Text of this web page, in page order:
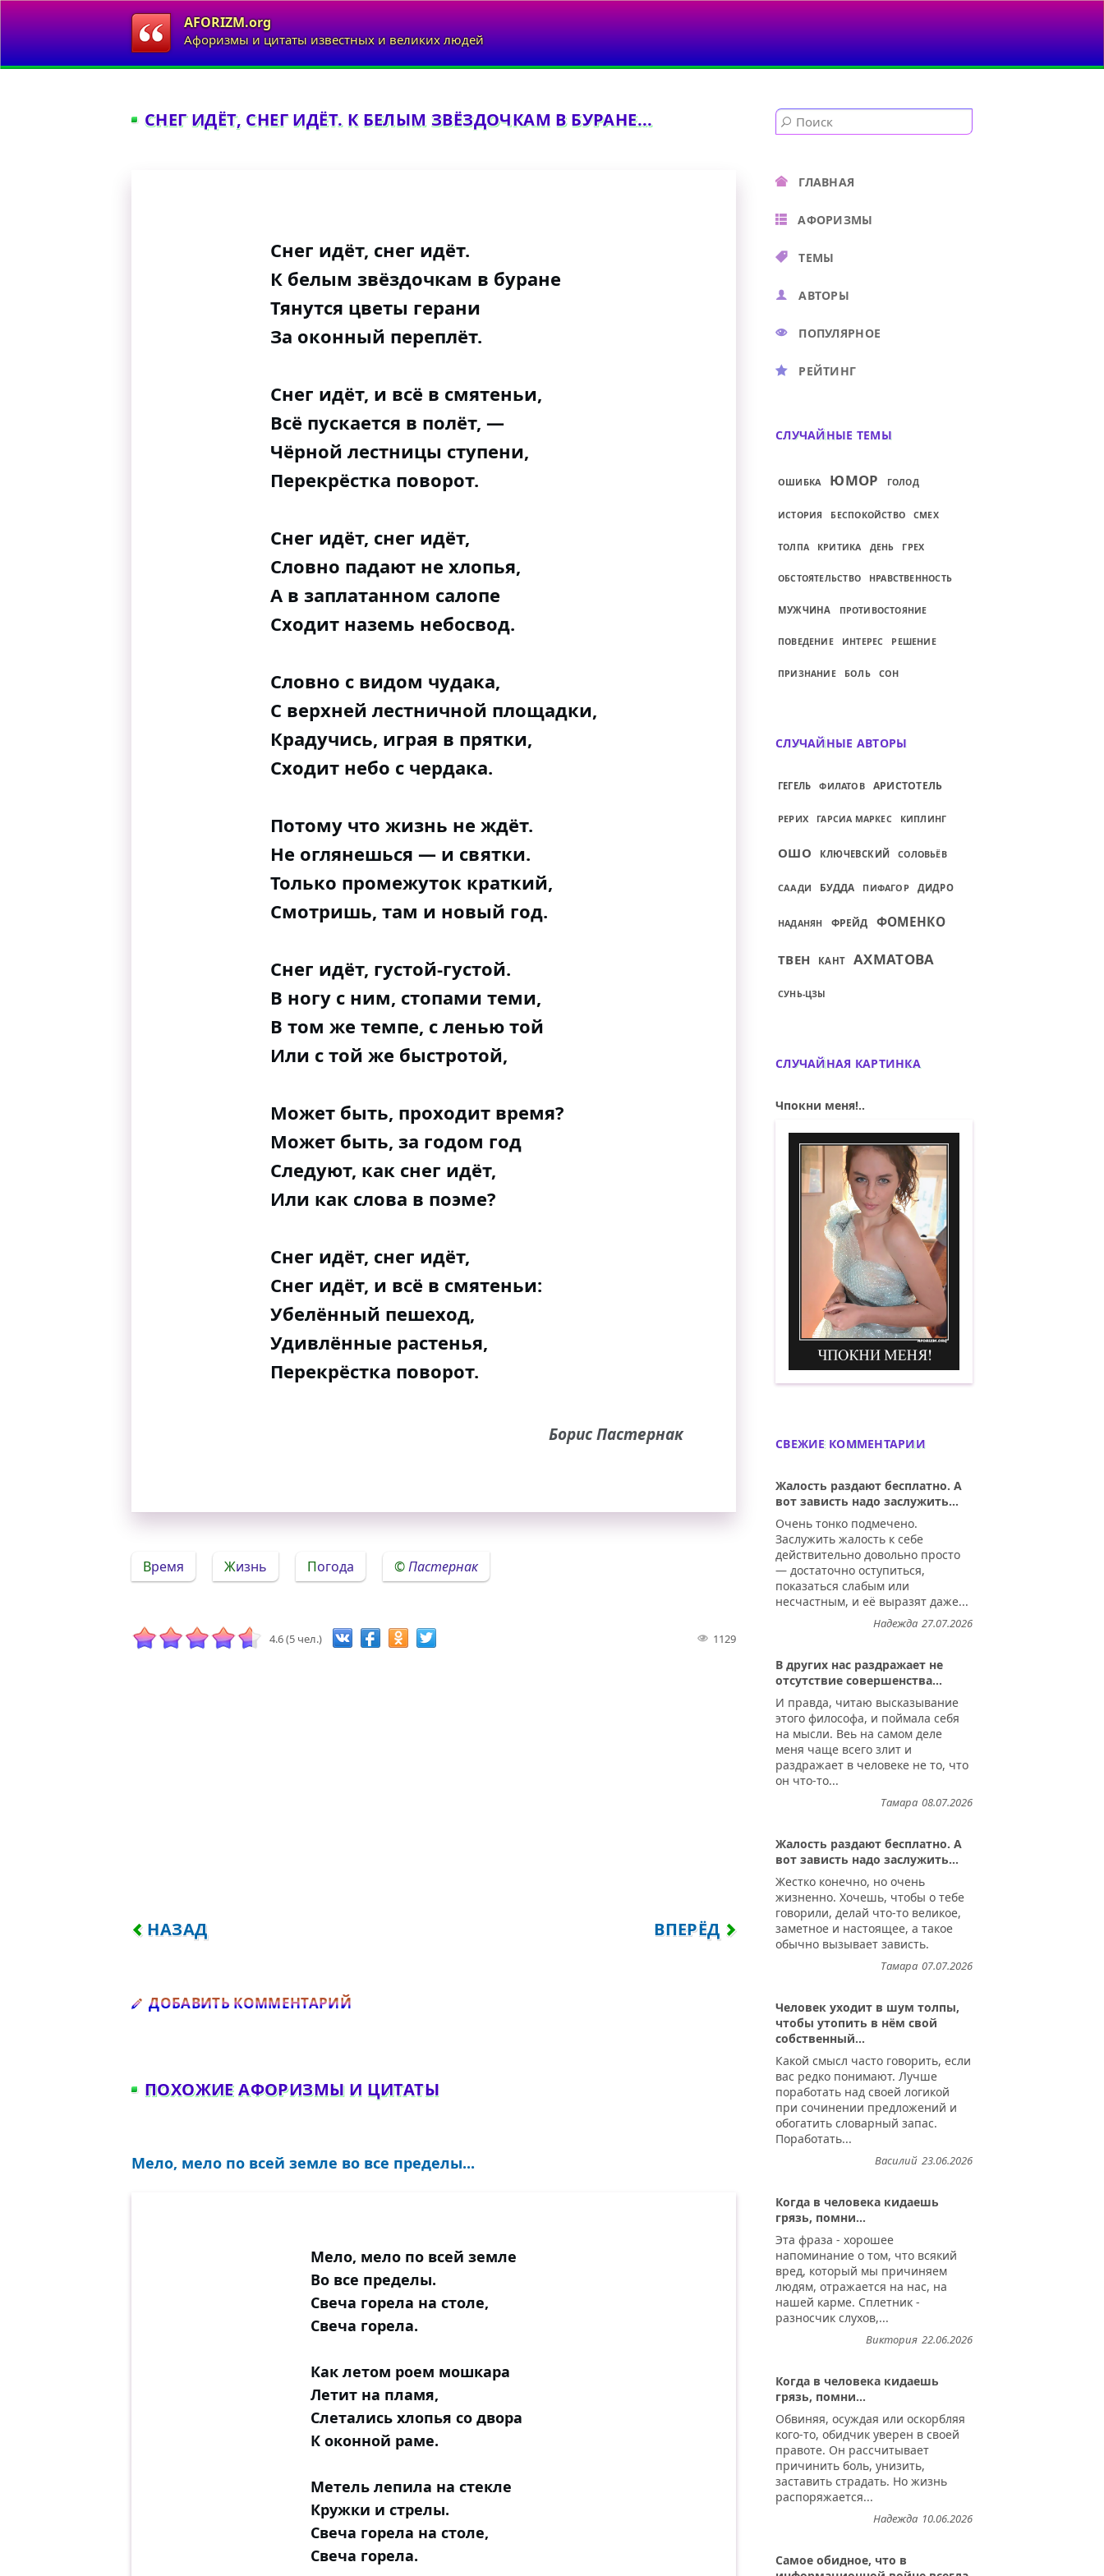
AFORIZM.org
Афоризмы и цитаты известных и великих людей
СНЕГ ИДЁТ, СНЕГ ИДЁТ. К БЕЛЫМ ЗВЁЗДОЧКАМ В БУРАНЕ...
Снег идёт, снег идёт.
К белым звёздочкам в буране
Тянутся цветы герани
За оконный переплёт.
Снег идёт, и всё в смятеньи,
Всё пускается в полёт, —
Чёрной лестницы ступени,
Перекрёстка поворот.
Снег идёт, снег идёт,
Словно падают не хлопья,
А в заплатанном салопе
Сходит наземь небосвод.
Словно с видом чудака,
С верхней лестничной площадки,
Крадучись, играя в прятки,
Сходит небо с чердака.
Потому что жизнь не ждёт.
Не оглянешься — и святки.
Только промежуток краткий,
Смотришь, там и новый год.
Снег идёт, густой-густой.
В ногу с ним, стопами теми,
В том же темпе, с ленью той
Или с той же быстротой,
Может быть, проходит время?
Может быть, за годом год
Следуют, как снег идёт,
Или как слова в поэме?
Снег идёт, снег идёт,
Снег идёт, и всё в смятеньи:
Убелённый пешеход,
Удивлённые растенья,
Перекрёстка поворот.
Борис Пастернак
Время Жизнь Погода Пастернак
4.6 (5 чел.) 1129
ПРЕДЫДУЩИЙ: Я ВИЖУ ВАШУ КИСКУ...
НАЗАД СЛЕДУЮЩИЙ: В ТОТ ДЕНЬ ВСЮ ТЕБЯ, ОТ ГРЕБЁНОК
ВПЕРЁД
ДОБАВИТЬ КОММЕНТАРИЙ
ПОХОЖИЕ АФОРИЗМЫ И ЦИТАТЫ
Мело, мело по всей земле во все пределы...
Мело, мело по всей земле
Во все пределы.
Свеча горела на столе,
Свеча горела.
Как летом роем мошкара
Летит на пламя,
Слетались хлопья со двора
К оконной раме.
Метель лепила на стекле
Кружки и стрелы.
Свеча горела на столе,
Свеча горела.
ГЛАВНАЯ
АФОРИЗМЫ
ТЕМЫ
АВТОРЫ
ПОПУЛЯРНОЕ
РЕЙТИНГ
СЛУЧАЙНЫЕ ТЕМЫ
ОШИБКА ЮМОР ГОЛОД
ИСТОРИЯ БЕСПОКОЙСТВО СМЕХ
ТОЛПА КРИТИКА ДЕНЬ ГРЕХ
ОБСТОЯТЕЛЬСТВО НРАВСТВЕННОСТЬ
МУЖЧИНА ПРОТИВОСТОЯНИЕ
ПОВЕДЕНИЕ ИНТЕРЕС РЕШЕНИЕ
ПРИЗНАНИЕ БОЛЬ СОН
СЛУЧАЙНЫЕ АВТОРЫ
ГЕГЕЛЬ ФИЛАТОВ АРИСТОТЕЛЬ
РЕРИХ ГАРСИА МАРКЕС КИПЛИНГ
ОШО КЛЮЧЕВСКИЙ СОЛОВЬЁВ
СААДИ БУДДА ПИФАГОР ДИДРО
НАДАНЯН ФРЕЙД ФОМЕНКО
ТВЕН КАНТ АХМАТОВА
СУНЬ-ЦЗЫ
СЛУЧАЙНАЯ КАРТИНКА
Чпокни меня!..
Чпокни меня! Демотиватор
СВЕЖИЕ КОММЕНТАРИИ
Жалость раздают бесплатно. А
вот зависть надо заслужить...
Очень тонко подмечено.
Заслужить жалость к себе
действительно довольно просто
— достаточно оступиться,
показаться слабым или
несчастным, и её выразят даже...
27.07.2026
Надежда
В других нас раздражает не
отсутствие совершенства...
И правда, читаю высказывание
этого философа, и поймала себя
на мысли. Веь на самом деле
меня чаще всего злит и
раздражает в человеке не то, что
он что-то...
08.07.2026
Тамара
Жалость раздают бесплатно. А
вот зависть надо заслужить...
Жестко конечно, но очень
жизненно. Хочешь, чтобы о тебе
говорили, делай что-то великое,
заметное и настоящее, а такое
обычно вызывает зависть.
07.07.2026
Тамара
Человек уходит в шум толпы,
чтобы утопить в нём свой
собственный...
Какой смысл часто говорить, если
вас редко понимают. Лучше
поработать над своей логикой
при сочинении предложений и
обогатить словарный запас.
Поработать...
23.06.2026
Василий
Когда в человека кидаешь
грязь, помни...
Эта фраза - хорошее
напоминание о том, что всякий
вред, который мы причиняем
людям, отражается на нас, на
нашей карме. Сплетник -
разносчик слухов,...
22.06.2026
Виктория
Когда в человека кидаешь
грязь, помни...
Обвиняя, осуждая или оскорбляя
кого-то, обидчик уверен в своей
правоте. Он рассчитывает
причинить боль, унизить,
заставить страдать. Но жизнь
распоряжается...
10.06.2026
Надежда
Самое обидное, что в